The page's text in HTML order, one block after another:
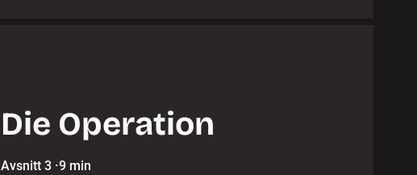
Die Operation
Avsnitt 3 ·9 min